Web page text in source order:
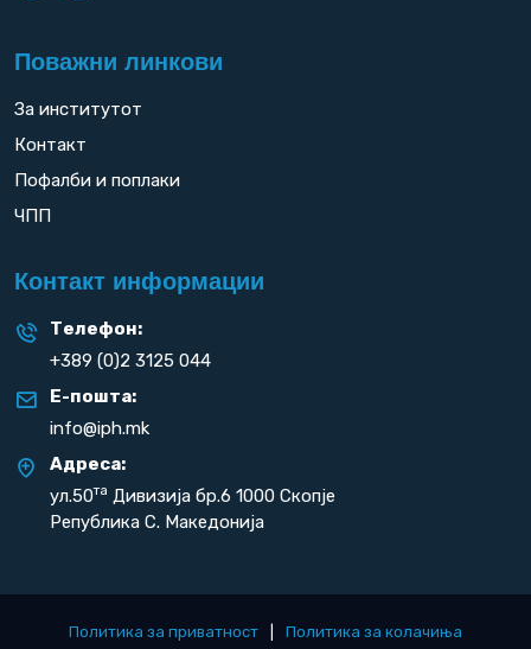
Поважни линкови
За институтот
Контакт
Пофалби и поплаки
ЧПП
Контакт информации
Телефон:
+389 (0)2 3125 044
Е-пошта:
info@iph.mk
Адреса:
ул.50та Дивизија бр.6 1000 Скопје
Република С. Македонија
Политика за приватност Политика за колачиња